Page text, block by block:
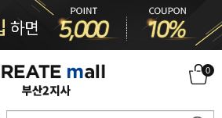
0